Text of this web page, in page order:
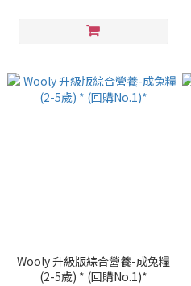
Wooly 升級版綜合營養-成兔糧
(2-5歲) * (回購No.1)*